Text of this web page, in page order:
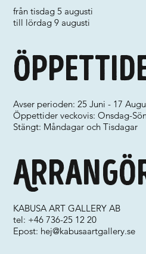
från tisdag 5 augusti
till lördag 9 augusti
KABUSA ART GALLERY AB
tel: +46 736-25 12 20
Epost: hej@kabusaartgallery.se
Avser perioden: 25 Juni - 17
Öppettider veckovis: Onsdag-
Stängt: Måndagar och Tisdagar